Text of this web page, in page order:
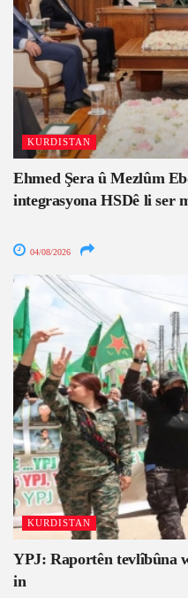
KURDISTAN
Ehmed Şera û Mezlûm
integrasyona HSDê li ser
04/08/2026
KURDISTAN
YPJ: Raportên tevlîbûna
in